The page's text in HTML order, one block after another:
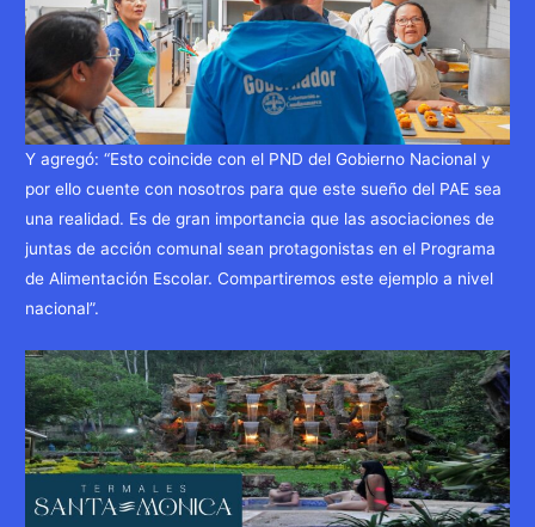
Y agregó: “Esto coincide con el PND del Gobierno Nacional y
por ello cuente con nosotros para que este sueño del PAE sea
una realidad. Es de gran importancia que las asociaciones de
juntas de acción comunal sean protagonistas en el Programa
de Alimentación Escolar. Compartiremos este ejemplo a nivel
nacional”.